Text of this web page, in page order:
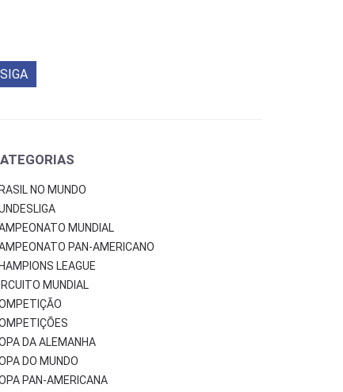
SIGA
NO MUNDO
MUNDIAL
PAN-AMERICANO
LEAGUE
MUNDIAL
DA ALEMANHA
DO MUNDO
PAN-AMERICANA